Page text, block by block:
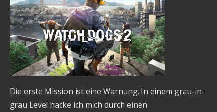
Die erste Mission ist eine Warnung. In einem grau-in-
grau Level hacke ich mich durch einen